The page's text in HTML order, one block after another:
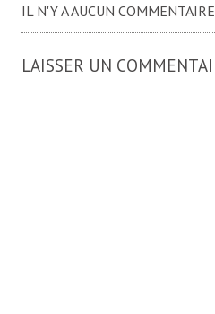
IL N'Y A AUCUN COMMENTAIRE
LAISSER UN